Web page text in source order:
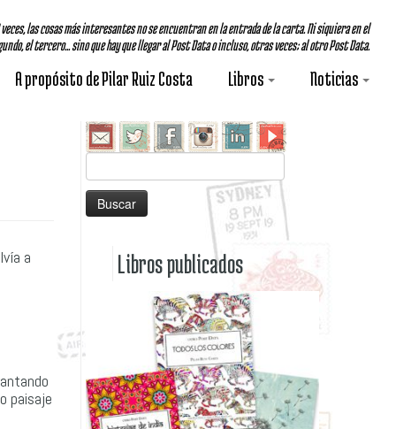
veces, las cosas más interesantes no se encuentran en la entrada de la carta. Ni siquiera en el
el tercero... sino que hay que llegar al Post Data o incluso, otras veces; al otro Post Data.
A propósito de Pilar Ruiz Costa Libros Noticias
a
paisaje
Libros publicados